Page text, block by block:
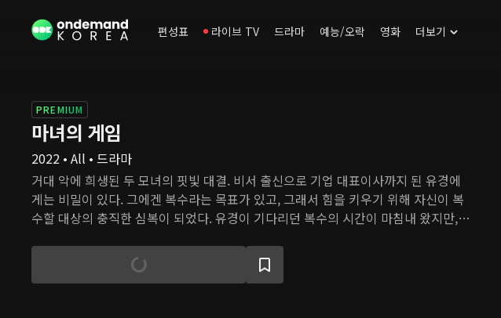
편성표 라이브 TV 드라마 예능/오락 영화 더보기
PREMIUM
마녀의 게임
2022 • All • 드라마
거대 악에 희생된 두 모녀의 핏빛 대결. 비서 출신으로 기업 대표이사까지 된 유경에
게는 비밀이 있다. 그에겐 복수라는 목표가 있고, 그래서 힘을 키우기 위해 자신이 복
수할 대상의 충직한 심복이 되었다. 유경이 기다리던 복수의 시간이 마침내 왔지만,
서 다시 찾았을 때, 유경에게 유달리 눈에 밟히는 아이가 있었다. 알고 보니 그 아이가
자신의 딸이었고, 딸이라 믿었던 아이는 남이었다. 유경의 잘못된 선택으로 신분뿐 아